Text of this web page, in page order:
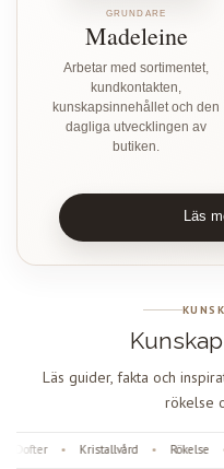
GRUNDARE
Madeleine
Arbetar med sortimentet,
kundkontakten,
kunskapsinnehållet och den
dagliga utvecklingen av
butiken.
Läs
Läs guider, fakta och
rökelse
Dofter Kristallvård Rökelse